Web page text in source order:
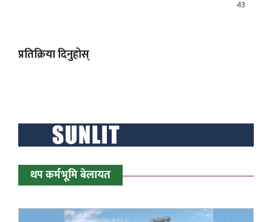
43
प्रतिक्रिया दिनुहोस्
थप कर्मभूमि बेलायत